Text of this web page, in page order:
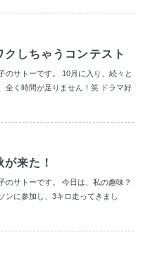
クしちゃうコンテスト
のサトーです。 10月に入り、続々と
全く時間が足りません！笑 ドラマ好
来た！
のサトーです。 今日は、私の趣味？
ンに参加し、3キロ走ってきまし